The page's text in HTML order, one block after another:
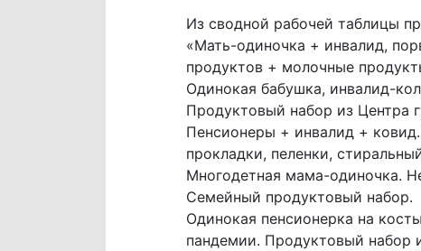
Из сводной рабочей таблицы
«Мать-одиночка + инвалид,
продуктов + молочные
Одинокая бабушка, инвалид-
Продуктовый набор из Центра
Пенсионеры + инвалид +
прокладки, пеленки,
Многодетная мама-одиночка.
Семейный продуктовый набор.
Одинокая пенсионерка на
пандемии. Продуктовый набор